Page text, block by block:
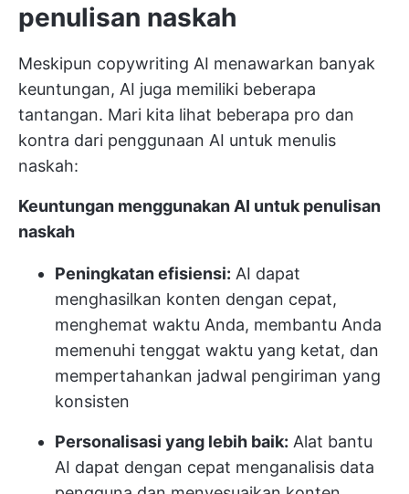
penulisan naskah
Meskipun copywriting AI menawarkan banyak
keuntungan, AI juga memiliki beberapa
tantangan. Mari kita lihat beberapa pro dan
kontra dari penggunaan AI untuk menulis
naskah:
Keuntungan menggunakan AI untuk penulisan
naskah
Peningkatan efisiensi: AI dapat
menghasilkan konten dengan cepat,
menghemat waktu Anda, membantu Anda
memenuhi tenggat waktu yang ketat, dan
mempertahankan jadwal pengiriman yang
konsisten
Personalisasi yang lebih baik: Alat bantu
AI dapat dengan cepat menganalisis data